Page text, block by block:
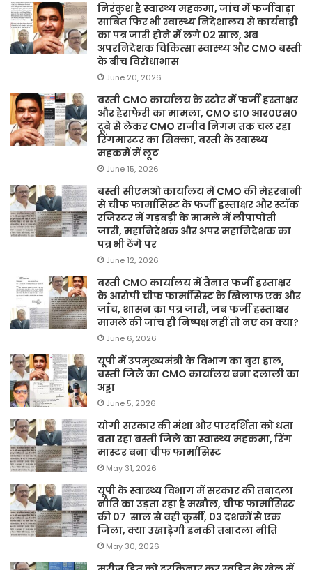
निरंकुश है स्वास्थ्य महकमा, जांच में फर्जीवाड़ा
साबित फिर भी स्वास्थ्य निदेशालय से कार्यवाही
का पत्र जारी होने में लगे 02 साल, अब
अपरनिदेशक चिकित्सा स्वास्थ्य और CMO बस्ती
के बीच विरोधाभास
June 20, 2026
बस्ती CMO कार्यालय के स्टोर में फर्जी हस्ताक्षर
और हेराफेरी का मामला, CMO डा० आर०एस०
दूबे से लेकर CMO राजीव निगम तक चल रहा
रिंगमास्टर का सिक्का, बस्ती के स्वास्थ्य
महकमें में लूट
June 15, 2026
बस्ती सीएमओ कार्यालय में CMO की मेहरबानी
से चीफ फार्मासिस्ट के फर्जी हस्ताक्षर और स्टॉक
रजिस्टर में गड़बड़ी के मामले में लीपापोती
जारी, महानिदेशक और अपर महानिदेशक का
पत्र भी ठेंगे पर
June 12, 2026
बस्ती CMO कार्यालय में तैनात फर्जी हस्ताक्षर
के आरोपी चीफ फार्मासिस्ट के खिलाफ एक और
जाँच, शासन का पत्र जारी, जब फर्जी हस्ताक्षर
मामले की जांच ही निष्पक्ष नहीं तो नए का क्या?
June 6, 2026
यूपी में उपमुख्यमंत्री के विभाग का बुरा हाल,
बस्ती जिले का CMO कार्यालय बना दलाली का
अड्डा
June 5, 2026
योगी सरकार की मंशा और पारदर्शिता को धता
बता रहा बस्ती जिले का स्वास्थ्य महकमा, रिंग
मास्टर बना चीफ फार्मासिस्ट
May 31, 2026
यूपी के स्वास्थ्य विभाग में सरकार की तबादला
नीति का उड़ता रहा है मखौल, चीफ फार्मासिस्ट
की 07 साल से वही कुर्सी, 03 दशकों से एक
जिला, क्या उखाड़ेगी इनकी तबादला नीति
May 30, 2026